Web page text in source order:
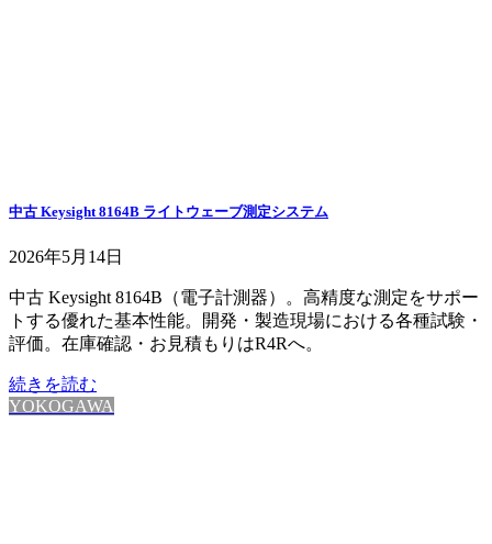
中古 Keysight 8164B ライトウェーブ測定システム
2026年5月14日
中古 Keysight 8164B（電子計測器）。高精度な測定をサポー
トする優れた基本性能。開発・製造現場における各種試験・
評価。在庫確認・お見積もりはR4Rへ。
続きを読む
YOKOGAWA